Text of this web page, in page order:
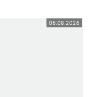
06.08.2026